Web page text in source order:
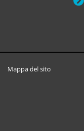
Mappa del sito